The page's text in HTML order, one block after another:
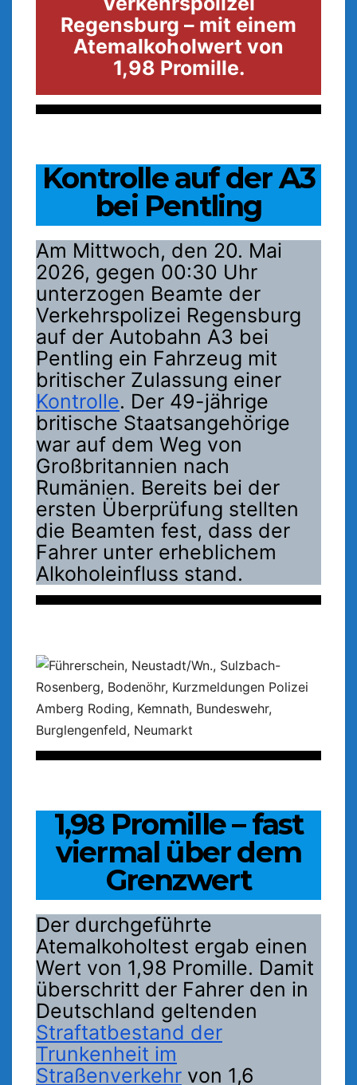
Regensburg – mit einem
Atemalkoholwert von
1,98 Promille.
Kontrolle auf der A3
bei Pentling
Am Mittwoch, den 20. Mai
2026, gegen 00:30 Uhr
unterzogen Beamte der
Verkehrspolizei Regensburg
auf der Autobahn A3 bei
Pentling ein Fahrzeug mit
britischer Zulassung einer
Kontrolle. Der 49-jährige
britische Staatsangehörige
war auf dem Weg von
Großbritannien nach
Rumänien. Bereits bei der
ersten Überprüfung stellten
die Beamten fest, dass der
Fahrer unter erheblichem
Alkoholeinfluss stand.
1,98 Promille – fast
viermal über dem
Grenzwert
Der durchgeführte
Atemalkoholtest ergab einen
Wert von 1,98 Promille. Damit
überschritt der Fahrer den in
Deutschland geltenden
Straftatbestand der
Trunkenheit im
Straßenverkehr von 1,6